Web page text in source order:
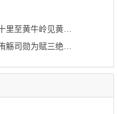
黄花川（唐代·王维）
奉答 其二（明代·何良俊）